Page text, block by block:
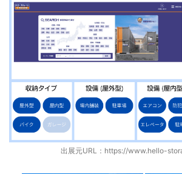
出展元URL： https://www.hello-